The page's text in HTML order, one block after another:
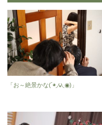
「お～絶景かな(´◉◞౪◟◉)」